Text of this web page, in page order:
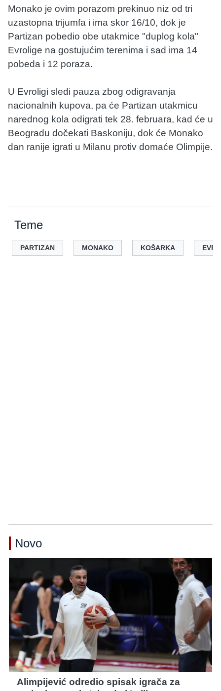
Monako je ovim porazom prekinuo niz od tri
uzastopna trijumfa i ima skor 16/10, dok je
Partizan pobedio obe utakmice "duplog kola"
Evrolige na gostujućim terenima i sad ima 14
pobeda i 12 poraza.
U Evroligi sledi pauza zbog odigravanja
nacionalnih kupova, pa će Partizan utakmicu
narednog kola odigrati tek 28. februara, kad će u
Beogradu dočekati Baskoniju, dok će Monako
dan ranije igrati u Milanu protiv domaće Olimpije.
Teme
PARTIZAN MONAKO KOŠARKA
Novo
Alimpijević odredio spisak igrača za